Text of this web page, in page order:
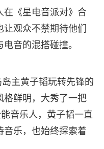
在《星电音派对》合
观众不禁期待他们
音的混搭碰撞。
主黄子韬玩转先锋的
格鲜明，大秀了一把
音乐人，黄子韬一直
音乐，也始终探索着